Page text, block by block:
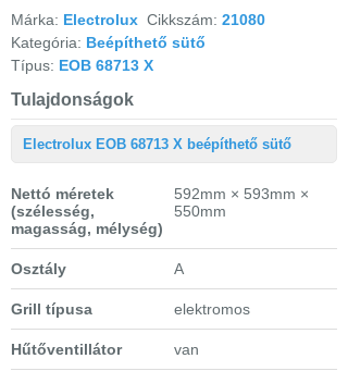
Márka: Electrolux Cikkszám: 21080
Kategória: Beépíthető sütő
Típus: EOB 68713 X
Tulajdonságok
Electrolux EOB 68713 X beépíthető sütő
Nettó méretek
(szélesség,
magasság, mélység)
592mm × 593mm ×
550mm
Osztály A
Grill típusa elektromos
Hűtőventillátor van